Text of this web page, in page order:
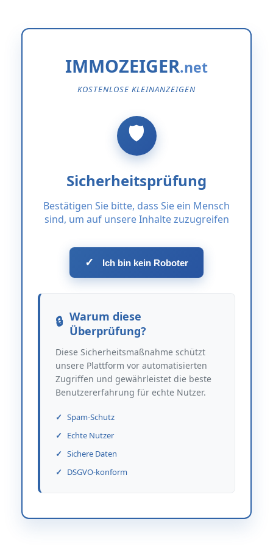
IMMOZEIGER
KOSTENLOSE KLEINANZEIGEN
Sicherheitsprüfung
Bestätigen Sie bitte, dass Sie ein Mensch
sind, um auf unsere Inhalte zuzugreifen
✓ Ich bin kein Roboter
Warum diese
Überprüfung?
Diese Sicherheitsmaßnahme schützt
unsere Plattform vor automatisierten
Zugriffen und gewährleistet die beste
Benutzererfahrung für echte Nutzer.
Spam-Schutz
Echte Nutzer
Sichere Daten
DSGVO-konform